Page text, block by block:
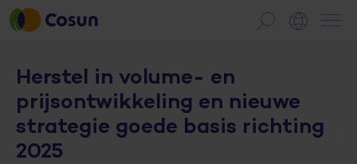
Herstel in volume- en
prijsontwikkeling en nieuwe
strategie goede basis richting
2025